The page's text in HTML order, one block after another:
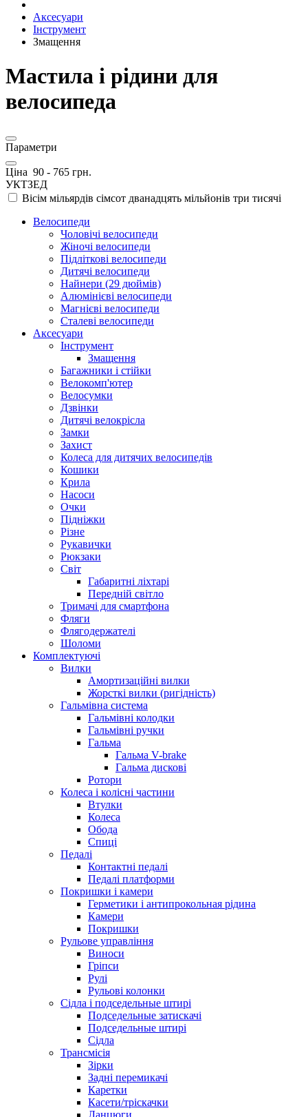
Аксесуари
Інструмент
Змащення
Мастила і рідини для
велосипеда
Параметри
Ціна 90 - 765 грн.
УКТЗЕД
Вісім мільярдів сімсот дванадцять мільйонів три тисячі
Велосипеди
Чоловічі велосипеди
Жіночі велосипеди
Підліткові велосипеди
Дитячі велосипеди
Найнери (29 дюймів)
Алюмінієві велосипеди
Магнієві велосипеди
Сталеві велосипеди
Аксесуари
Інструмент
Змащення
Багажники і стійки
Велокомп'ютер
Велосумки
Дзвінки
Дитячі велокрісла
Замки
Захист
Колеса для дитячих велосипедів
Кошики
Крила
Насоси
Очки
Підніжки
Різне
Рукавички
Рюкзаки
Світ
Габаритні ліхтарі
Передній світло
Тримачі для смартфона
Фляги
Флягодержателі
Шоломи
Комплектуючі
Вилки
Амортизаційні вилки
Жорсткі вилки (ригідність)
Гальмівна система
Гальмівні колодки
Гальмівні ручки
Гальма
Гальма V-brake
Гальма дискові
Ротори
Колеса і колісні частини
Втулки
Колеса
Обода
Спиці
Педалі
Контактні педалі
Педалі платформи
Покришки і камери
Герметики і антипрокольная рідина
Камери
Покришки
Рульове управління
Виноси
Гріпси
Рулі
Рульові колонки
Сідла і подседельные штирі
Подседельные затискачі
Подседельные штирі
Сідла
Трансмісія
Зірки
Задні перемикачі
Каретки
Касети/тріскачки
Ланцюги